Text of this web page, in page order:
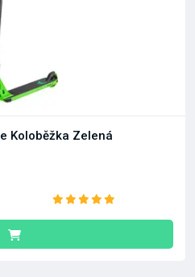
Koloběžka Zelená